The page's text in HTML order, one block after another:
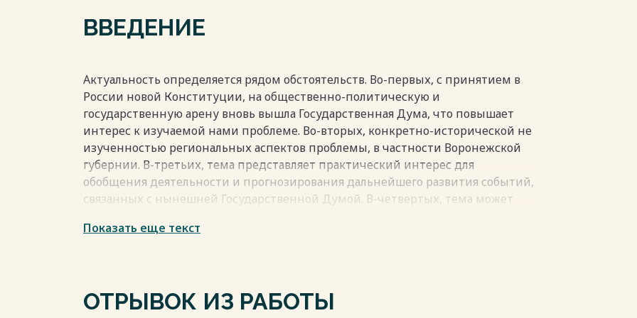
Государственные Думы 54
3.3 Социально-политический портрет избирателя (опыт применения СУБД)
Заключение 72
Список использованных источников и литературы 75
Приложение 84
Весь текст будет доступенпосле покупки
ВВЕДЕНИЕ
Актуальность определяется рядом обстоятельств. Во-первых, с принятием в
России новой Конституции, на общественно-политическую и
государственную арену вновь вышла Государственная Дума, что повышает
интерес к изучаемой нами проблеме. Во-вторых, конкретно-исторической не
изученностью региональных аспектов проблемы, в частности Воронежской
губернии. В-третьих, тема представляет практический интерес для
обобщения деятельности и прогнозирования дальнейшего развития событий,
связанных с нынешней Государственной Думой. В-четвертых, тема может
широких читательских кругов, интересующихся отечественной историей. В-
Предметом исследования является процесс проведения выборов в
Показать еще текст
ОТРЫВОК ИЗ РАБОТЫ